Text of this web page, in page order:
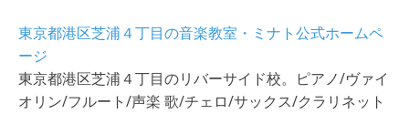
東京都港区芝浦４丁目の音楽教室・ミナト公式ホームペ
ージ
東京都港区芝浦４丁目のリバーサイド校。ピアノ/ヴァイ
オリン/フルート/声楽 歌/チェロ/サックス/クラリネット